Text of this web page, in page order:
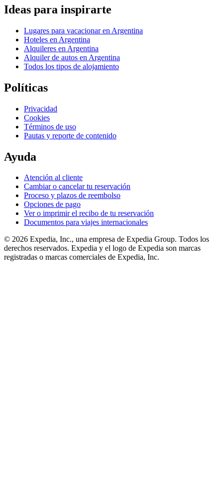
Ideas para inspirarte
Lugares para vacacionar en Argentina
Hoteles en Argentina
Alquileres en Argentina
Alquiler de autos en Argentina
Todos los tipos de alojamiento
Políticas
Privacidad
Cookies
Términos de uso
Pautas y reporte de contenido
Ayuda
Atención al cliente
Cambiar o cancelar tu reservación
Proceso y plazos de reembolso
Opciones de pago
Ver o imprimir el recibo de tu reservación
Documentos para viajes internacionales
© 2026 Expedia, Inc., una empresa de Expedia Group. Todos los
derechos reservados. Expedia y el logo de Expedia son marcas
registradas o marcas comerciales de Expedia, Inc.